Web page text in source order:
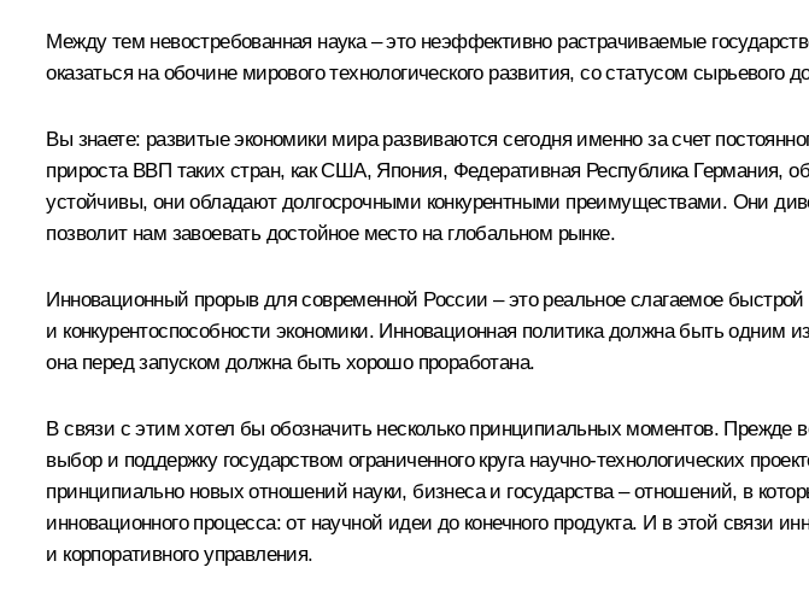
Между тем невостребованная наука – это неэффективно растрачиваемые
оказаться на обочине мирового технологического развития, со статусом сырьевого
Вы знаете: развитые экономики мира развиваются сегодня именно за счет
прироста ВВП таких стран, как США, Япония, Федеративная Республика Германия,
устойчивы, они обладают долгосрочными конкурентными преимуществами. Они
позволит нам завоевать достойное место на глобальном рынке.
Инновационный прорыв для современной России – это реальное слагаемое
и конкурентоспособности экономики. Инновационная политика должна быть
она перед запуском должна быть хорошо проработана.
В связи с этим хотел бы обозначить несколько принципиальных моментов.
выбор и поддержку государством ограниченного круга научно-технологических
принципиально новых отношений науки, бизнеса и государства – отношений, в
инновационного процесса: от научной идеи до конечного продукта. И в этой связи
и корпоративного управления.